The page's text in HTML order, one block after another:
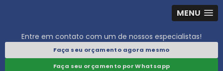
MENU
Entre em contato com um de nossos especialistas!
Faça seu orçamento agora mesmo
Faça seu orçamento por Whatsapp